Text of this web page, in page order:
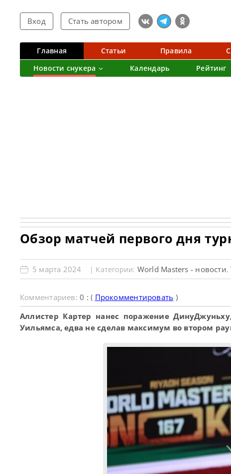
Вход Стать автором
Главная Статьи Правила
Новости снукера
Календарь Рейтинг
Обзор матчей первого дня
5 марта 2024 | Категории: World Masters - новости,
Комментариев:0 : ( Прокомментировать )
Аллистер Картер нанес поражение
Уильямса, едва не сделав максимум во втором